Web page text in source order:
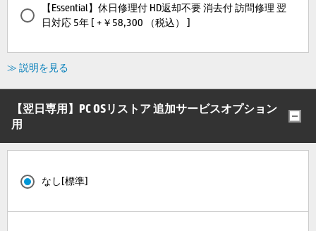
【Essential】休日修理付 HD返却不要 消去付 訪問修理 翌
日対応 5年 [ +￥58,300 （税込） ]
≫ 説明を見る
【翌日専用】PC OSリストア 追加サービスオプション
用
なし[標準]